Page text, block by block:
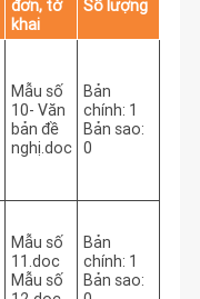
đơn, tờ
khai
Số lượng
Mẫu số
10- Văn
bản đề
nghị.doc
Bản
chính: 1
Bản sao:
0
Mẫu số
11.doc
Mẫu số
Bản
chính: 1
Bản sao: